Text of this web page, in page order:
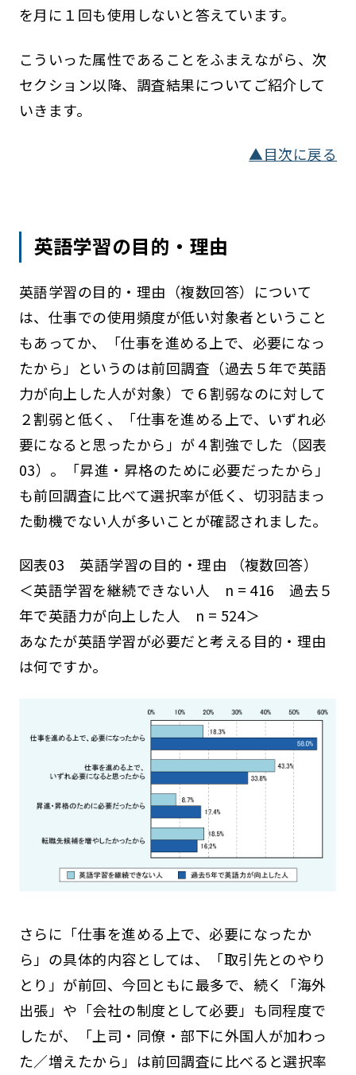
を月に１回も使用しないと答えています。
こういった属性であることをふまえながら、次
セクション以降、調査結果についてご紹介して
いきます。
▲目次に戻る
英語学習の目的・理由
英語学習の目的・理由（複数回答）について
は、仕事での使用頻度が低い対象者ということ
もあってか、「仕事を進める上で、必要になっ
たから」というのは前回調査（過去５年で英語
力が向上した人が対象）で６割弱なのに対して
２割弱と低く、「仕事を進める上で、いずれ必
要になると思ったから」が４割強でした（図表
03）。「昇進・昇格のために必要だったから」
も前回調査に比べて選択率が低く、切羽詰まっ
た動機でない人が多いことが確認されました。
図表03 英語学習の目的・理由 （複数回答）
＜英語学習を継続できない人 n = 416 過去５
年で英語力が向上した人 n = 524＞
あなたが英語学習が必要だと考える目的・理由
は何ですか。
さらに「仕事を進める上で、必要になったか
ら」の具体的内容としては、「取引先とのやり
とり」が前回、今回ともに最多で、続く「海外
出張」や「会社の制度として必要」も同程度で
したが、「上司・同僚・部下に外国人が加わっ
た／増えたから」は前回調査に比べると選択率